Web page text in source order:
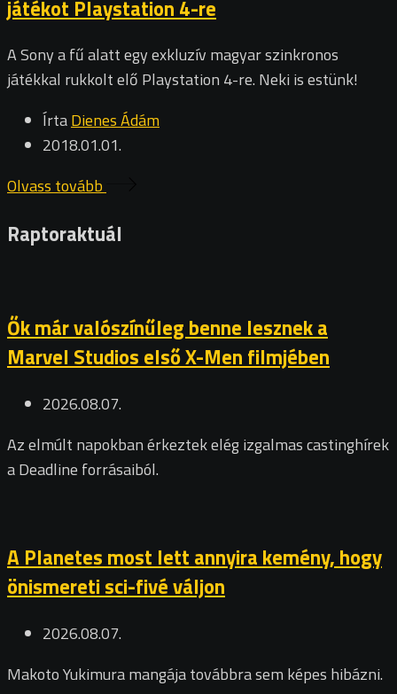
játékot Playstation 4-re
A Sony a fű alatt egy exkluzív magyar szinkronos
játékkal rukkolt elő Playstation 4-re. Neki is estünk!
ÍrtaDienes Ádám
2018.01.01.
Olvass tovább
Raptoraktuál
Ők már valószínűleg benne lesznek a
Marvel Studios első X-Men filmjében
2026.08.07.
Az elmúlt napokban érkeztek elég izgalmas castinghírek
a Deadline forrásaiból.
A Planetes most lett annyira kemény, hogy
önismereti sci-fivé váljon
2026.08.07.
Makoto Yukimura mangája továbbra sem képes hibázni.